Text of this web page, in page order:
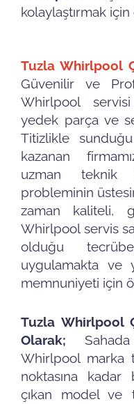
kolaylaştırmak
Tuzla Whirlpool
Güvenilir ve
Whirlpool
yedek parça ve
Titizlikle
kazanan
uzman teknik
probleminin
zaman kaliteli,
Whirlpool servis
olduğu
uygulamakta ve
memnuniyeti için
Tuzla Whirlpool
Olarak;
Whirlpool marka
noktasına
çıkan model ve